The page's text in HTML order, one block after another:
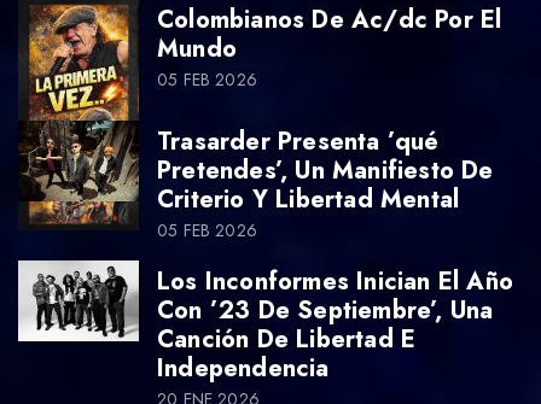
Colombianos De Ac/dc Por El
Mundo
05 FEB 2026
Trasarder Presenta ’qué
Pretendes’, Un Manifiesto De
Criterio Y Libertad Mental
05 FEB 2026
Los Inconformes Inician El Año
Con ’23 De Septiembre’, Una
Canción De Libertad E
Independencia
20 ENE 2026